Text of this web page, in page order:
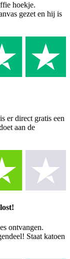
hoekje.
gezet en hij is
er direct gratis een
aan de
ontvangen.
Staat katoen